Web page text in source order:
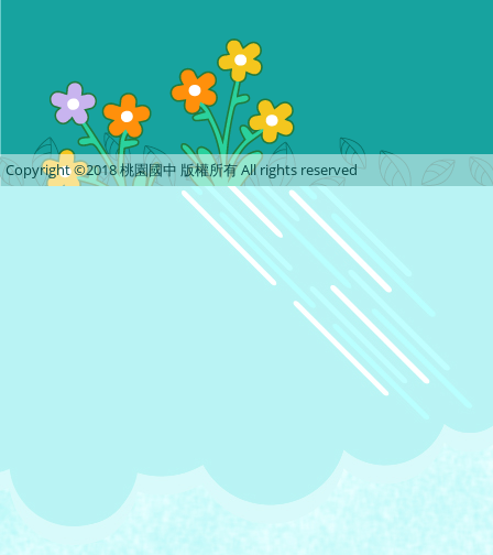
Copyright ©2018 桃園國中 版權所有 All rights reserved